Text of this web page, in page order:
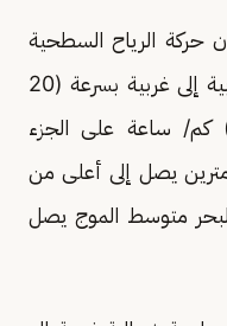
حركة الرياح السطحية
على البحر الأحمر تكون شمالية غربية إلى غربية بسرعة (20
كم/ساعة تصل إلى (50) كم/ ساعة على الجزء
مترين يصل إلى أعلى من
متوسط الموج يصل